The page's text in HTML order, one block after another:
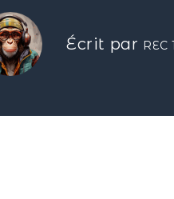
Écrit par REC